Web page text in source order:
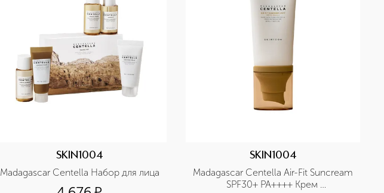
SKIN1004
Madagascar Centella Набор для лица
SKIN1004
Madagascar Centella Air-Fit Suncream
SPF30+ PA++++ Крем